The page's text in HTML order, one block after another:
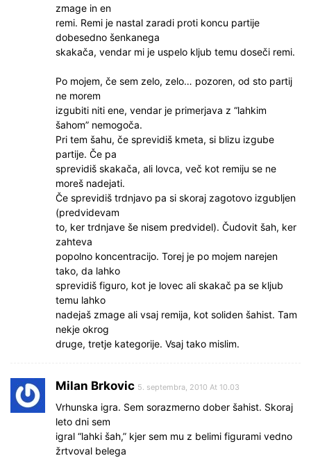
zmage in en
remi. Remi je nastal zaradi proti koncu partije
dobesedno šenkanega
skakača, vendar mi je uspelo kljub temu doseči remi.
Po mojem, če sem zelo, zelo… pozoren, od sto partij
ne morem
izgubiti niti ene, vendar je primerjava z “lahkim
šahom” nemogoča.
Pri tem šahu, če sprevidiš kmeta, si blizu izgube
partije. Če pa
sprevidiš skakača, ali lovca, več kot remiju se ne
moreš nadejati.
Če sprevidiš trdnjavo pa si skoraj zagotovo izgubljen
(predvidevam
to, ker trdnjave še nisem predvidel). Čudovit šah, ker
zahteva
popolno koncentracijo. Torej je po mojem narejen
tako, da lahko
sprevidiš figuro, kot je lovec ali skakač pa se kljub
temu lahko
nadejaš zmage ali vsaj remija, kot soliden šahist. Tam
nekje okrog
druge, tretje kategorije. Vsaj tako mislim.
Milan Brkovic 5. septembra, 2010 At 10.03
Vrhunska igra. Sem sorazmerno dober šahist. Skoraj
leto dni sem
igral “lahki šah,” kjer sem mu z belimi figurami vedno
žrtvoval belega